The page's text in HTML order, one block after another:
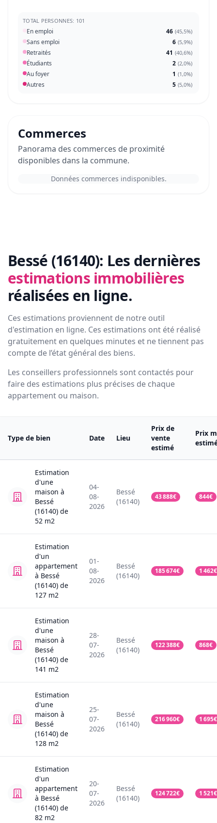
TOTAL PERSONNES: 101
En emploi 46 (45,5%)
Sans emploi 6 (5,9%)
Retraités 41 (40,6%)
Étudiants 2 (2,0%)
Au foyer 1 (1,0%)
Autres 5 (5,0%)
Commerces
Panorama des commerces de proximité
disponibles dans la commune.
Données commerces indisponibles.
Bessé (16140): Les dernières
estimations immobilières
réalisées en ligne.
Ces estimations proviennent de notre outil
d'estimation en ligne. Ces estimations ont été réalisé
gratuitement en quelques minutes et ne tiennent pas
compte de l’état général des biens.
Les conseillers professionnels sont contactés pour
faire des estimations plus précises de chaque
appartement ou maison.
Type de bien Date Lieu
Prix de
vente
estimé
Prix
Estimation
d'une
maison à
Bessé
(16140) de
52 m2
04-
08-
2026
Bessé
(16140)
43 888€ 844€
Estimation
d'un
appartement
à Bessé
(16140) de
127 m2
01-
08-
2026
Bessé
(16140)
185 674€ 1 462€
Estimation
d'une
maison à
Bessé
(16140) de
141 m2
28-
07-
2026
Bessé
(16140)
122 388€ 868€
Estimation
d'une
maison à
Bessé
(16140) de
128 m2
25-
07-
2026
Bessé
(16140)
216 960€ 1 695€
Estimation
d'un
appartement
à Bessé
(16140) de
82 m2
20-
07-
2026
Bessé
(16140)
124 722€ 1 521€